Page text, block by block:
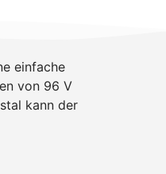
einfache
von 96 V
kann der